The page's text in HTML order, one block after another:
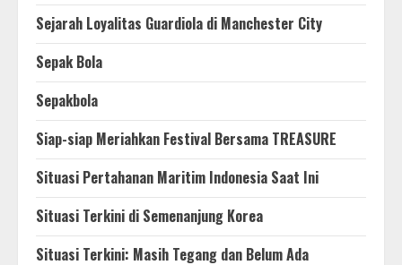
Sejarah Loyalitas Guardiola di Manchester City
Sepak Bola
Sepakbola
Siap-siap Meriahkan Festival Bersama TREASURE
Situasi Pertahanan Maritim Indonesia Saat Ini
Situasi Terkini di Semenanjung Korea
Situasi Terkini: Masih Tegang dan Belum Ada